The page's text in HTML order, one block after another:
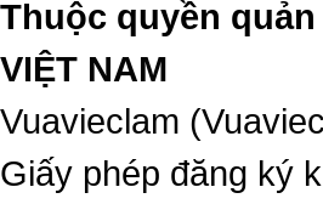
Thuộc quyền
VIỆT NAM
Vuavieclam
Giấy phép đăng ký